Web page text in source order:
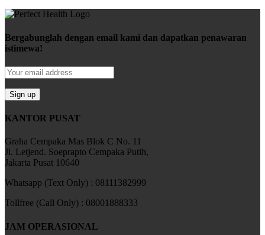
Bergabunglah dengan email kami dan dapatkan penawaran
istimewa!
KANTOR PUSAT
Graha Cempaka Mas Blok C No. 11
Jl. Letjend. Soeprapto Cempaka Putih,
Jakarta Pusat 10640
Whatsapp (Text Only) : 08111382999
Tollfree (Call Only) : 08001888333
JAM OPERASIONAL